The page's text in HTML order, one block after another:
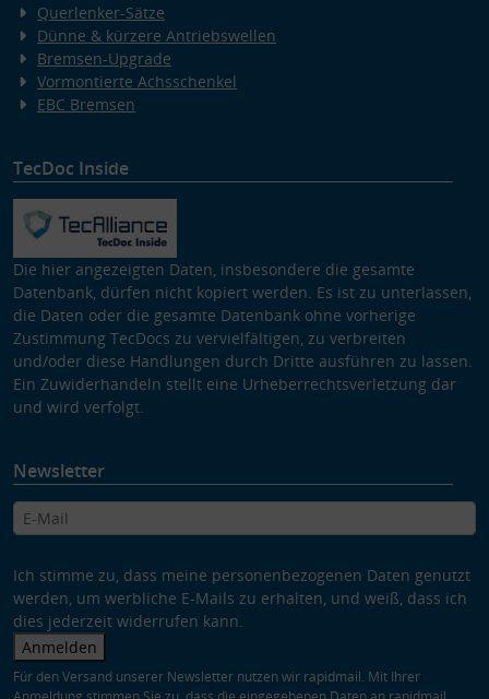
Querlenker-Sätze
Dünne & kürzere Antriebswellen
Bremsen-Upgrade
Vormontierte Achsschenkel
EBC Bremsen
TecDoc Inside
Die hier angezeigten Daten, insbesondere die gesamte
Datenbank, dürfen nicht kopiert werden. Es ist zu unterlassen,
die Daten oder die gesamte Datenbank ohne vorherige
Zustimmung TecDocs zu vervielfältigen, zu verbreiten
und/oder diese Handlungen durch Dritte ausführen zu lassen.
Ein Zuwiderhandeln stellt eine Urheberrechtsverletzung dar
und wird verfolgt.
Newsletter
Ich stimme zu, dass meine personenbezogenen Daten genutzt
werden, um werbliche E-Mails zu erhalten, und weiß, dass ich
dies jederzeit widerrufen kann.
Anmelden
Für den Versand unserer Newsletter nutzen wir rapidmail. Mit Ihrer